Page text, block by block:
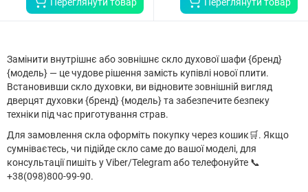
Замінити внутрішнє або зовнішнє скло духової шафи {бренд}
{модель} — це чудове рішення замість купівлі нової плити.
Встановивши скло духовки, ви відновите зовнішній вигляд
дверцят духовки {бренд} {модель} та забезпечите безпеку
техніки під час приготування страв.
Для замовлення скла оформіть покупку через кошик🛒. Якщо
сумніваєтесь, чи підійде скло саме до вашої моделі, для
консультації пишіть у Viber/Telegram або телефонуйте 📞
+38(098)800-99-90.